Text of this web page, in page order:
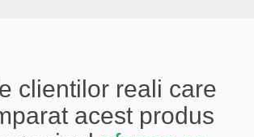
clientilor reali care
acest produs